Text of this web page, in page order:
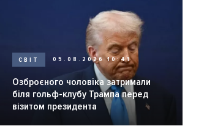
СВІТ 05.08.2026 10:41
Озброєного чоловіка затримали
біля гольф-клубу Трампа перед
візитом президента